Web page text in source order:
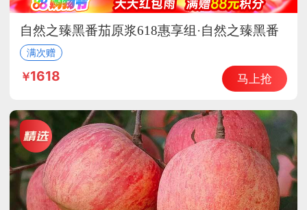
自然之臻黑番茄原浆618惠享组·自然之臻黑番
茄原浆
满次赠
1618 马上抢